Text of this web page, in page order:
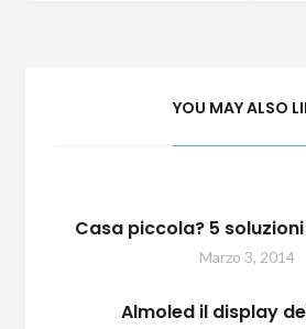
YOU MAY ALSO
Casa piccola? 5
Marzo 3, 2014
Almoled il display